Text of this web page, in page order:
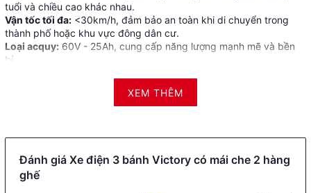
tuổi và chiều cao khác nhau.
Vận tốc tối đa: <30km/h, đảm bảo an toàn khi di chuyển trong
thành phố hoặc khu vực đông dân cư.
Loại acquy: 60V - 25Ah, cung cấp năng lượng mạnh mẽ và bền
bỉ.
350kg, phù hợp cho cả gia đình hoặc
xuyên.
cao và bền bỉ.
Sạc điện:
XEM THÊM
Đánh giá Xe điện 3 bánh Victory có mái che 2 hàng
ghế